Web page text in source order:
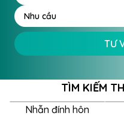
Nhu cầu
TƯ
TÌM KIẾM
Nhẫn đính hôn